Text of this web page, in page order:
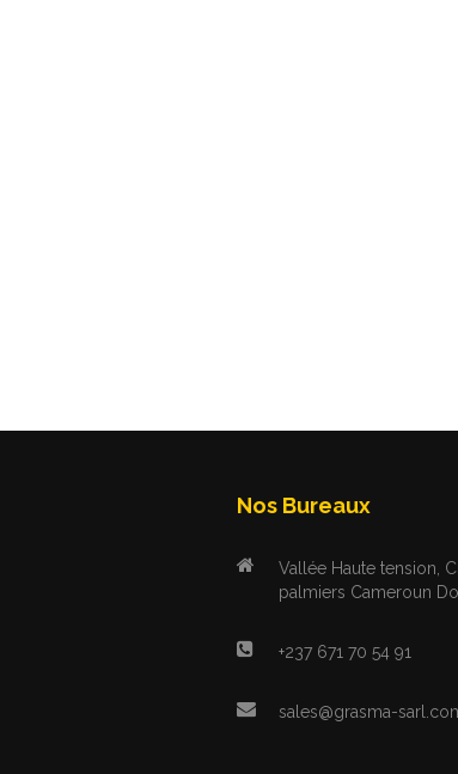
Nos Bureaux
Vallée Haute tension,
palmiers Cameroun
+237 671 70 54 91
sales@grasma-